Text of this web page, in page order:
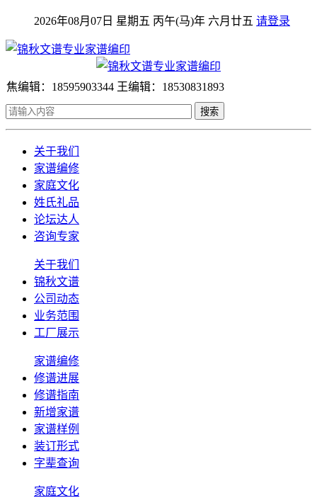
2026年08月07日 星期五 丙午(马)年 六月廿五 请登录
焦编辑：18595903344 王编辑：18530831893
搜索
关于我们
家谱编修
家庭文化
姓氏礼品
论坛达人
咨询专家
关于我们
锦秋文谱
公司动态
业务范围
工厂展示
家谱编修
修谱进展
修谱指南
新增家谱
家谱样例
装订形式
字辈查询
家庭文化